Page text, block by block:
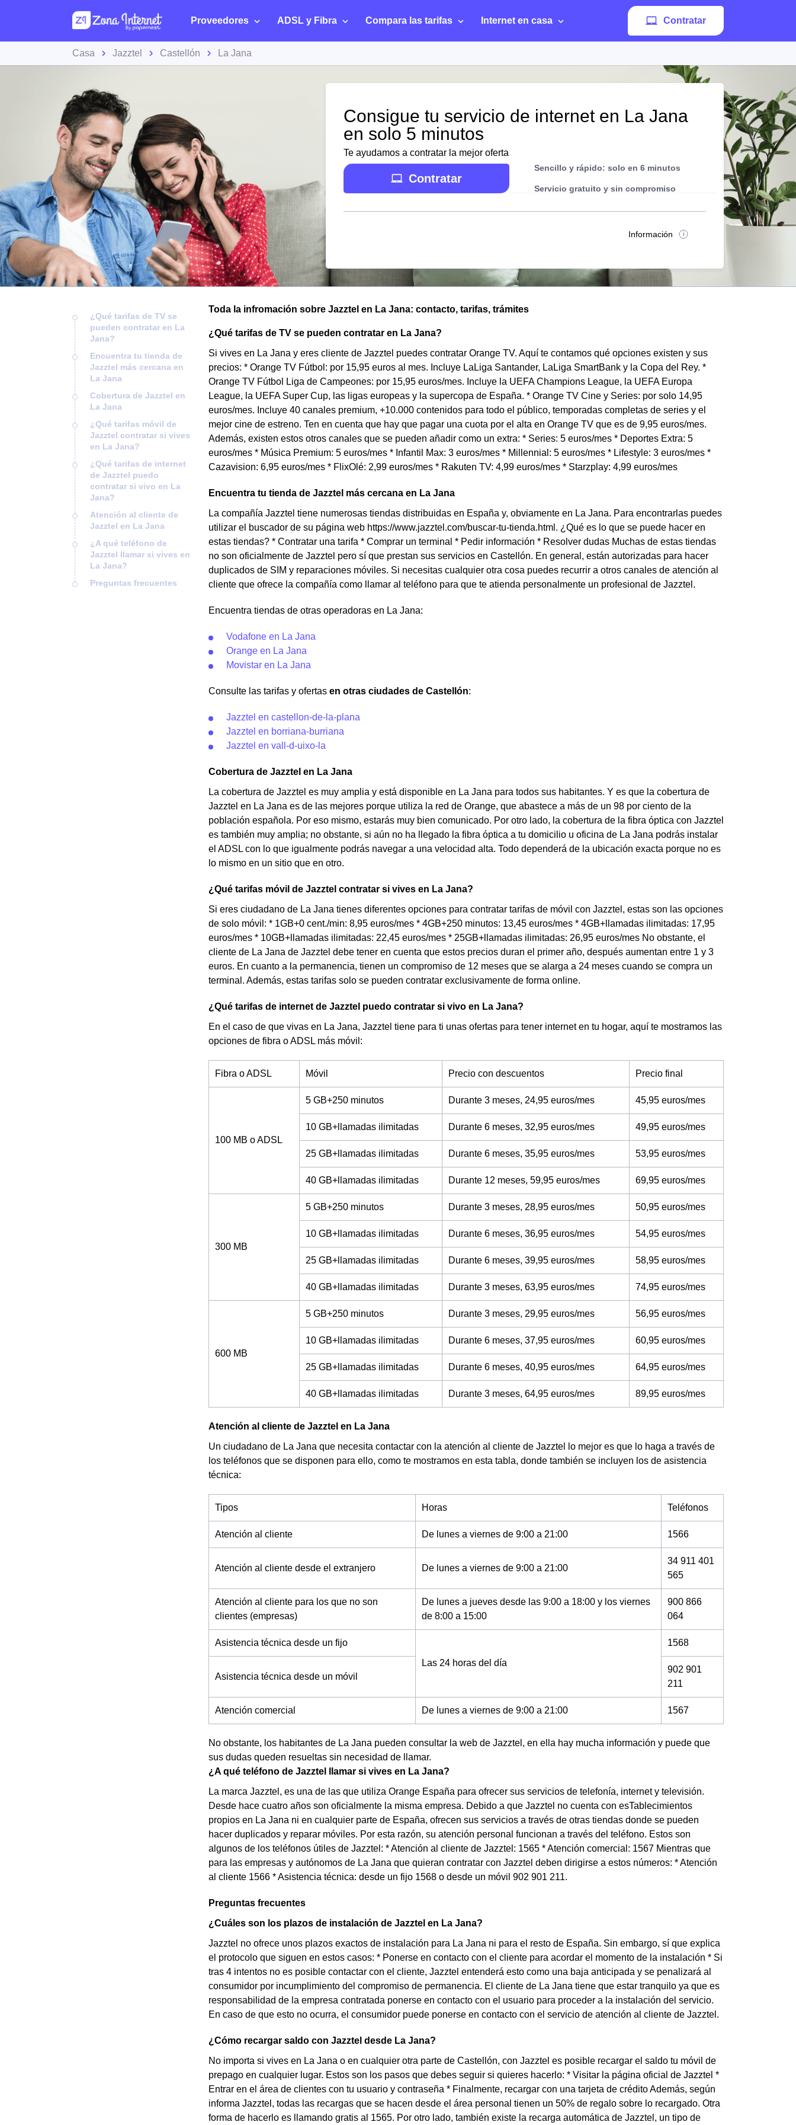
Proveedores ADSL y Fibra Compara las tarifas Internet en casa Contratar
Casa Jazztel Castellón La Jana
Consigue tu servicio de internet en La Jana
en solo 5 minutos
Te ayudamos a contratar la mejor oferta
Contratar
Sencillo y rápido: solo en 6 minutos
Servicio gratuito y sin compromiso
Información
¿Qué tarifas de TV se
pueden contratar en La
Jana?
Encuentra tu tienda de
Jazztel más cercana en
La Jana
Cobertura de Jazztel en
La Jana
¿Qué tarifas móvil de
Jazztel contratar si vives
en La Jana?
¿Qué tarifas de internet
de Jazztel puedo
contratar si vivo en La
Jana?
Atención al cliente de
Jazztel en La Jana
¿A qué teléfono de
Jazztel llamar si vives en
La Jana?
Preguntas frecuentes
Toda la infromación sobre Jazztel en La Jana: contacto, tarifas, trámites
¿Qué tarifas de TV se pueden contratar en La Jana?
Si vives en La Jana y eres cliente de Jazztel puedes contratar Orange TV. Aquí te contamos qué opciones existen y sus
precios: * Orange TV Fútbol: por 15,95 euros al mes. Incluye LaLiga Santander, LaLiga SmartBank y la Copa del Rey. *
Orange TV Fútbol Liga de Campeones: por 15,95 euros/mes. Incluye la UEFA Champions League, la UEFA Europa
League, la UEFA Super Cup, las ligas europeas y la supercopa de España. * Orange TV Cine y Series: por solo 14,95
euros/mes. Incluye 40 canales premium, +10.000 contenidos para todo el público, temporadas completas de series y el
mejor cine de estreno. Ten en cuenta que hay que pagar una cuota por el alta en Orange TV que es de 9,95 euros/mes.
Además, existen estos otros canales que se pueden añadir como un extra: * Series: 5 euros/mes * Deportes Extra: 5
euros/mes * Música Premium: 5 euros/mes * Infantil Max: 3 euros/mes * Millennial: 5 euros/mes * Lifestyle: 3 euros/mes *
Cazavision: 6,95 euros/mes * FlixOlé: 2,99 euros/mes * Rakuten TV: 4,99 euros/mes * Starzplay: 4,99 euros/mes
Encuentra tu tienda de Jazztel más cercana en La Jana
La compañía Jazztel tiene numerosas tiendas distribuidas en España y, obviamente en La Jana. Para encontrarlas puedes
utilizar el buscador de su página web https://www.jazztel.com/buscar-tu-tienda.html. ¿Qué es lo que se puede hacer en
estas tiendas? * Contratar una tarifa * Comprar un terminal * Pedir información * Resolver dudas Muchas de estas tiendas
no son oficialmente de Jazztel pero sí que prestan sus servicios en Castellón. En general, están autorizadas para hacer
duplicados de SIM y reparaciones móviles. Si necesitas cualquier otra cosa puedes recurrir a otros canales de atención al
cliente que ofrece la compañía como llamar al teléfono para que te atienda personalmente un profesional de Jazztel.
Encuentra tiendas de otras operadoras en La Jana:
Vodafone en La Jana
Orange en La Jana
Movistar en La Jana
Consulte las tarifas y ofertas en otras ciudades de Castellón:
Jazztel en castellon-de-la-plana
Jazztel en borriana-burriana
Jazztel en vall-d-uixo-la
Cobertura de Jazztel en La Jana
La cobertura de Jazztel es muy amplia y está disponible en La Jana para todos sus habitantes. Y es que la cobertura de
Jazztel en La Jana es de las mejores porque utiliza la red de Orange, que abastece a más de un 98 por ciento de la
población española. Por eso mismo, estarás muy bien comunicado. Por otro lado, la cobertura de la fibra óptica con Jazztel
es también muy amplia; no obstante, si aún no ha llegado la fibra óptica a tu domicilio u oficina de La Jana podrás instalar
el ADSL con lo que igualmente podrás navegar a una velocidad alta. Todo dependerá de la ubicación exacta porque no es
lo mismo en un sitio que en otro.
¿Qué tarifas móvil de Jazztel contratar si vives en La Jana?
Si eres ciudadano de La Jana tienes diferentes opciones para contratar tarifas de móvil con Jazztel, estas son las opciones
de solo móvil: * 1GB+0 cent./min: 8,95 euros/mes * 4GB+250 minutos: 13,45 euros/mes * 4GB+llamadas ilimitadas: 17,95
euros/mes * 10GB+llamadas ilimitadas: 22,45 euros/mes * 25GB+llamadas ilimitadas: 26,95 euros/mes No obstante, el
cliente de La Jana de Jazztel debe tener en cuenta que estos precios duran el primer año, después aumentan entre 1 y 3
euros. En cuanto a la permanencia, tienen un compromiso de 12 meses que se alarga a 24 meses cuando se compra un
terminal. Además, estas tarifas solo se pueden contratar exclusivamente de forma online.
¿Qué tarifas de internet de Jazztel puedo contratar si vivo en La Jana?
En el caso de que vivas en La Jana, Jazztel tiene para ti unas ofertas para tener internet en tu hogar, aquí te mostramos las
opciones de fibra o ADSL más móvil:
Fibra o ADSL Móvil Precio con descuentos Precio final
100 MB o ADSL
5 GB+250 minutos Durante 3 meses, 24,95 euros/mes 45,95 euros/mes
10 GB+llamadas ilimitadas Durante 6 meses, 32,95 euros/mes 49,95 euros/mes
25 GB+llamadas ilimitadas Durante 6 meses, 35,95 euros/mes 53,95 euros/mes
40 GB+llamadas ilimitadas Durante 12 meses, 59,95 euros/mes 69,95 euros/mes
300 MB
5 GB+250 minutos Durante 3 meses, 28,95 euros/mes 50,95 euros/mes
10 GB+llamadas ilimitadas Durante 6 meses, 36,95 euros/mes 54,95 euros/mes
25 GB+llamadas ilimitadas Durante 6 meses, 39,95 euros/mes 58,95 euros/mes
40 GB+llamadas ilimitadas Durante 3 meses, 63,95 euros/mes 74,95 euros/mes
600 MB
5 GB+250 minutos Durante 3 meses, 29,95 euros/mes 56,95 euros/mes
10 GB+llamadas ilimitadas Durante 6 meses, 37,95 euros/mes 60,95 euros/mes
25 GB+llamadas ilimitadas Durante 6 meses, 40,95 euros/mes 64,95 euros/mes
40 GB+llamadas ilimitadas Durante 3 meses, 64,95 euros/mes 89,95 euros/mes
Atención al cliente de Jazztel en La Jana
Un ciudadano de La Jana que necesita contactar con la atención al cliente de Jazztel lo mejor es que lo haga a través de
los teléfonos que se disponen para ello, como te mostramos en esta tabla, donde también se incluyen los de asistencia
técnica:
Tipos Horas Teléfonos
Atención al cliente De lunes a viernes de 9:00 a 21:00 1566
Atención al cliente desde el extranjero De lunes a viernes de 9:00 a 21:00
34 911 401
565
Atención al cliente para los que no son
clientes (empresas)
De lunes a jueves desde las 9:00 a 18:00 y los viernes
de 8:00 a 15:00
900 866
064
Asistencia técnica desde un fijo
Las 24 horas del día
1568
Asistencia técnica desde un móvil
902 901
211
Atención comercial De lunes a viernes de 9:00 a 21:00 1567
No obstante, los habitantes de La Jana pueden consultar la web de Jazztel, en ella hay mucha información y puede que
sus dudas queden resueltas sin necesidad de llamar.
¿A qué teléfono de Jazztel llamar si vives en La Jana?
La marca Jazztel, es una de las que utiliza Orange España para ofrecer sus servicios de telefonía, internet y televisión.
Desde hace cuatro años son oficialmente la misma empresa. Debido a que Jazztel no cuenta con esTablecimientos
propios en La Jana ni en cualquier parte de España, ofrecen sus servicios a través de otras tiendas donde se pueden
hacer duplicados y reparar móviles. Por esta razón, su atención personal funcionan a través del teléfono. Estos son
algunos de los teléfonos útiles de Jazztel: * Atención al cliente de Jazztel: 1565 * Atención comercial: 1567 Mientras que
para las empresas y autónomos de La Jana que quieran contratar con Jazztel deben dirigirse a estos números: * Atención
al cliente 1566 * Asistencia técnica: desde un fijo 1568 o desde un móvil 902 901 211.
Preguntas frecuentes
¿Cuáles son los plazos de instalación de Jazztel en La Jana?
Jazztel no ofrece unos plazos exactos de instalación para La Jana ni para el resto de España. Sin embargo, sí que explica
el protocolo que siguen en estos casos: * Ponerse en contacto con el cliente para acordar el momento de la instalación * Si
tras 4 intentos no es posible contactar con el cliente, Jazztel entenderá esto como una baja anticipada y se penalizará al
consumidor por incumplimiento del compromiso de permanencia. El cliente de La Jana tiene que estar tranquilo ya que es
responsabilidad de la empresa contratada ponerse en contacto con el usuario para proceder a la instalación del servicio.
En caso de que esto no ocurra, el consumidor puede ponerse en contacto con el servicio de atención al cliente de Jazztel.
¿Cómo recargar saldo con Jazztel desde La Jana?
No importa si vives en La Jana o en cualquier otra parte de Castellón, con Jazztel es posible recargar el saldo tu móvil de
prepago en cualquier lugar. Estos son los pasos que debes seguir si quieres hacerlo: * Visitar la página oficial de Jazztel *
Entrar en el área de clientes con tu usuario y contraseña * Finalmente, recargar con una tarjeta de crédito Además, según
informa Jazztel, todas las recargas que se hacen desde el área personal tienen un 50% de regalo sobre lo recargado. Otra
forma de hacerlo es llamando gratis al 1565. Por otro lado, también existe la recarga automática de Jazztel, un tipo de